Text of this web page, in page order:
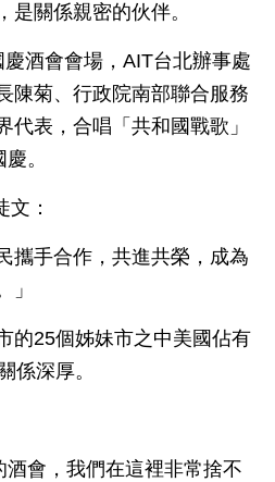
是關係親密的伙伴。
酒會會場，AIT台北辦事處
陳菊、行政院南部聯合服務
代表，合唱「共和國戰歌」
。
：
攜手合作，共進共榮，成為
」
的25個姊妹市之中美國佔有
係深厚。
酒會，我們在這裡非常捨不